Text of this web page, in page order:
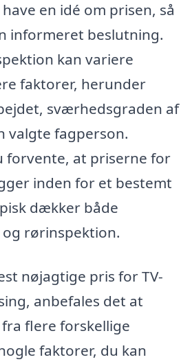
en idé om prisen, så
informeret beslutning.
kan variere
faktorer, herunder
sværhedsgraden af
valgte fagperson.
forvente, at priserne for
inden for et bestemt
dækker både
rørinspektion.
nøjagtige pris for TV-
anbefales det at
flere forskellige
faktorer, du kan